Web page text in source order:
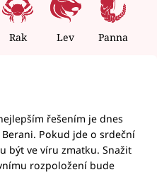
Rak Lev Panna
řešením je dnes
Pokud jde o srdeční
být ve víru zmatku. Snažit
rozpoložení bude